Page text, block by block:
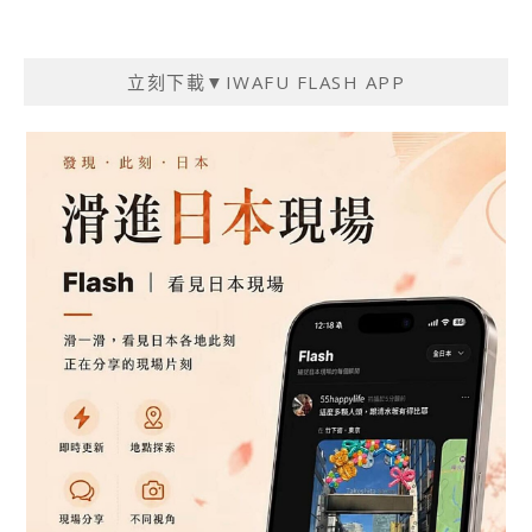
立刻下載▼IWAFU FLASH APP